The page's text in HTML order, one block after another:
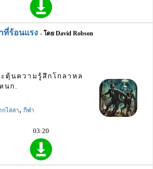
ที่ร้อนแรง - โดย David Robson
ตุ้นความรู้สึกโกลาหล
นก.
กไล่ล่า, กีฬา
03:20